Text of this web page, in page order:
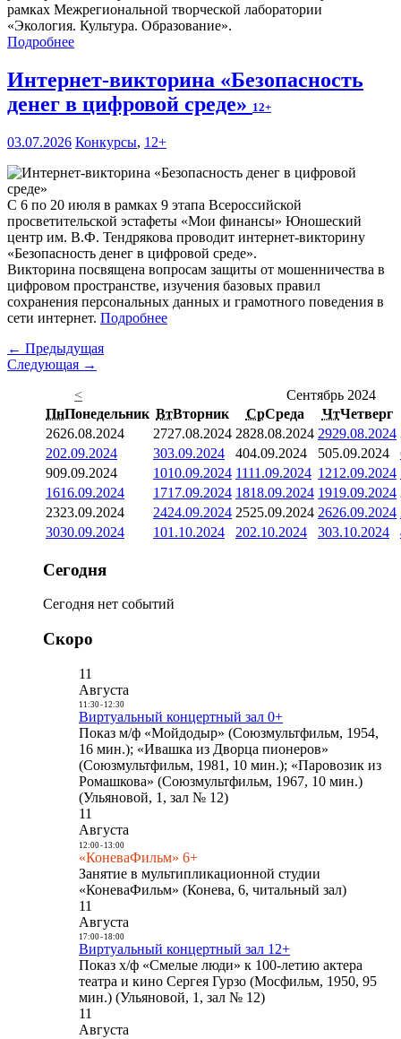
рамках Межрегиональной творческой лаборатории
«Экология. Культура. Образование».
Подробнее
Интернет-викторина «Безопасность
денег в цифровой среде» 12+
03.07.2026 Конкурсы, 12+
С 6 по 20 июля в рамках 9 этапа Всероссийской
просветительской эстафеты «Мои финансы» Юношеский
центр им. В.Ф. Тендрякова проводит интернет-викторину
«Безопасность денег в цифровой среде».
Викторина посвящена вопросам защиты от мошенничества в
цифровом пространстве, изучения базовых правил
сохранения персональных данных и грамотного поведения в
сети интернет. Подробнее
← Предыдущая
Следующая →
<
Сентябрь 2024
ПнПонедельник ВтВторник СрСреда ЧтЧетверг
2626.08.2024 2727.08.2024 2828.08.2024 2929.08.2024
202.09.2024 303.09.2024 404.09.2024 505.09.2024
909.09.2024 1010.09.2024 1111.09.2024 1212.09.2024
1616.09.2024 1717.09.2024 1818.09.2024 1919.09.2024
2323.09.2024 2424.09.2024 2525.09.2024 2626.09.2024
3030.09.2024 101.10.2024 202.10.2024 303.10.2024
Сегодня
Сегодня нет событий
Скоро
11
Августа
11:30- 12:30
Виртуальный концертный зал 0+
Показ м/ф «Мойдодыр» (Союзмультфильм, 1954,
16 мин.); «Ивашка из Дворца пионеров»
(Союзмультфильм, 1981, 10 мин.); «Паровозик из
Ромашкова» (Союзмультфильм, 1967, 10 мин.)
(Ульяновой, 1, зал № 12)
11
Августа
12:00- 13:00
«КоневаФильм» 6+
Занятие в мультипликационной студии
«КоневаФильм» (Конева, 6, читальный зал)
11
Августа
17:00- 18:00
Виртуальный концертный зал 12+
Показ х/ф «Смелые люди» к 100-летию актера
театра и кино Сергея Гурзо (Мосфильм, 1950, 95
мин.) (Ульяновой, 1, зал № 12)
11
Августа